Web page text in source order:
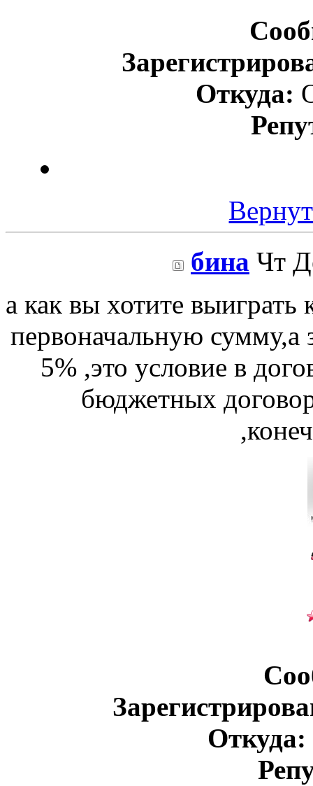
Откуда:
бина Чт
а как вы хотите выиграть
первоначальную сумму,а
5% ,это условие в
бюджетных
Откуда: